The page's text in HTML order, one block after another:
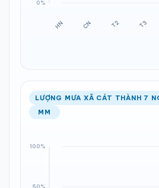
LƯỢNG MƯA XÃ CÁT THÀNH 7
MM